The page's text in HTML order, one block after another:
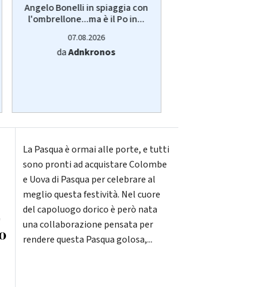
Angelo Bonelli in spiaggia con
l'ombrellone...ma è il Po in...
07.08.2026
daAdnkronos
La Pasqua è ormai alle porte, e tutti
sono pronti ad acquistare Colombe
e Uova di Pasqua per celebrare al
meglio questa festività. Nel cuore
del capoluogo dorico è però nata
una collaborazione pensata per
rendere questa Pasqua golosa,...